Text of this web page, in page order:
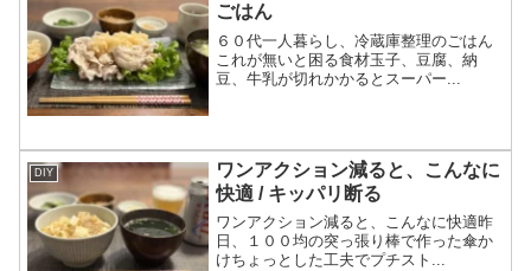
ごはん
６０代一人暮らし、冷蔵庫整理のごはん
これが無いと困る食材玉子、豆腐、納
豆、牛乳が切れかかるとスーパー...
DIY
ワンアクション減ると、こんなに
快適 / キッパリ断る
ワンアクション減ると、こんなに快適昨
日、１００均の突っ張り棒で作った傘か
けちょっとした工夫でプチスト...